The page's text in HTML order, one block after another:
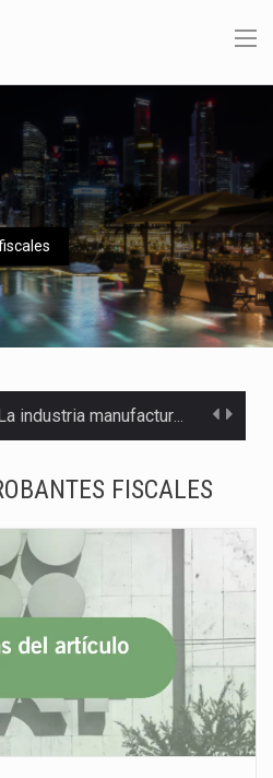
La industria manufacturera de exportación afiliada a Index en Nuevo León ha alcanzado hasta 10%…
El mercado laboral mexicano muestra un proceso de precarización sin señales de mejora, según el…
FISCALES